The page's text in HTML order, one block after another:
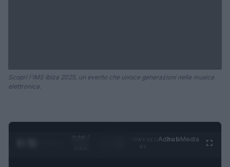
Scopri l'IMS Ibiza 2025, un evento che unisce generazioni nella musica
elettronica.
0:28 /
AdhubMedia